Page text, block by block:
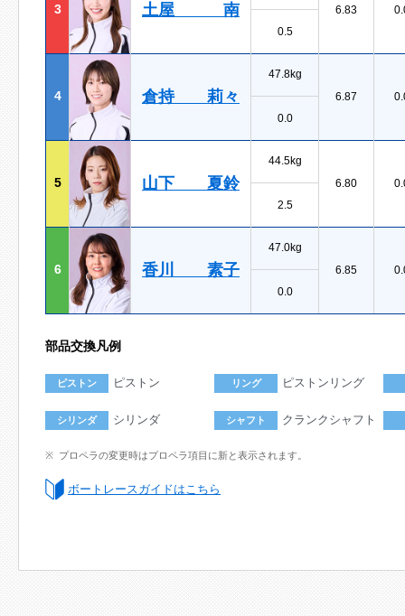
3 土屋 南
6.83
0.5
4 倉持 莉々
47.8kg
6.87
0.0
5 山下 夏鈴
44.5kg
6.80
2.5
6 香川 素子
47.0kg
6.85
0.0
部品交換凡例
ピストン ピストン リング ピストンリング
シリンダ シリンダ シャフト クランクシャフト
プロペラの変更時はプロペラ項目に新と表示されます。
ボートレースガイドはこちら